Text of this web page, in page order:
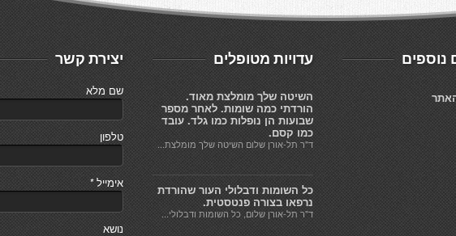
נוספים עדויות מטופלים
השיטה שלך מומלצת מאוד.
הורדתי כמה שומות. לאחר מספר
שבועות הן נופלות כמו גלד. עובד
כמו קסם.
ד"ר תל-אורן שלום השיטה שלך מומלצת...
כל השומות ודבלולי העור שהורדת
נרפאו בצורה פנטסטית.
ד"ר תל-אורן שלום, כל השומות ודבלולי...
יצירת קשר
שם מלא
טלפון
אימייל*
נושא